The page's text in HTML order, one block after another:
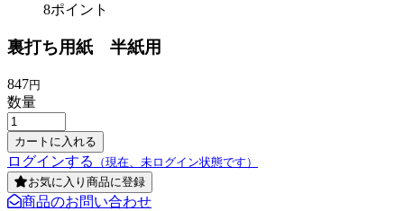
8ポイント
裏打ち用紙 半紙用
847円
数量
ログインする
（現在、未ログイン状態です）
お気に入り商品に登録
商品のお問い合わせ